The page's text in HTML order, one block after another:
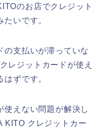
のお店でクレジット
いです。
の支払いが滞っていな
レジットカードが使え
ずです。
使えない問題が解決し
KITO クレジットカー